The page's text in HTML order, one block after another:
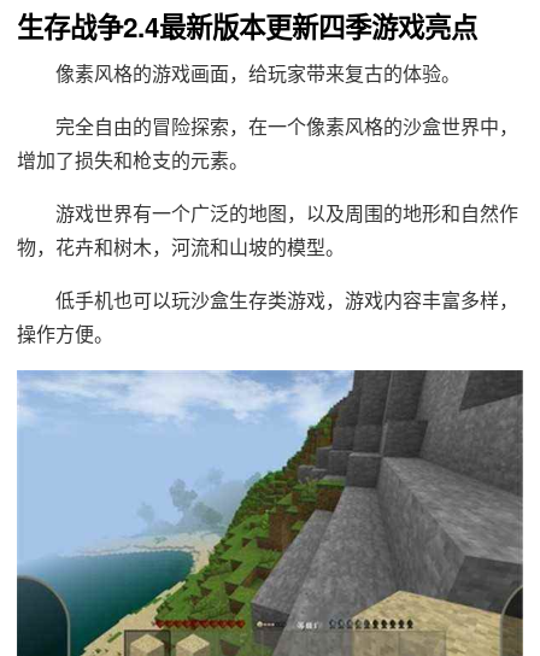
生存战争2.4最新版本更新四季游戏亮点
像素风格的游戏画面，给玩家带来复古的体验。
完全自由的冒险探索，在一个像素风格的沙盒世界中，
增加了损失和枪支的元素。
游戏世界有一个广泛的地图，以及周围的地形和自然作
物，花卉和树木，河流和山坡的模型。
低手机也可以玩沙盒生存类游戏，游戏内容丰富多样，
操作方便。